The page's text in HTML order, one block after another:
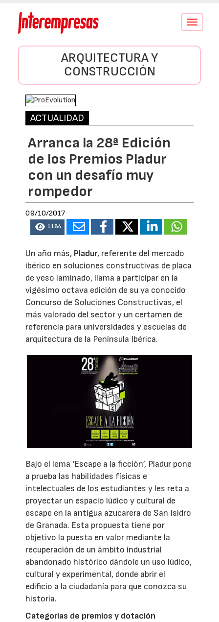
Conmutar
ARQUITECTURA Y
CONSTRUCCIÓN
ACTUALIDAD
Arranca la 28ª Edición
de los Premios Pladur
con un desafío muy
rompedor
09/10/2017
1184
Un año más, Pladur, referente del mercado
ibérico en soluciones constructivas de placa
de yeso laminado, llama a participar en la
vigésimo octava edición de su ya conocido
Concurso de Soluciones Constructivas, el
más valorado del sector y un certamen de
referencia para universidades y escuelas de
arquitectura de la Península Ibérica.
Bajo el lema ‘Escape a la ficción’, Pladur pone
a prueba las habilidades físicas e
intelectuales de los estudiantes y les reta a
proyectar un espacio lúdico y cultural de
escape en la antigua azucarera de San Isidro
de Granada. Esta propuesta tiene por
objetivo la puesta en valor mediante la
recuperación de un ámbito industrial
abandonado histórico dándole un uso lúdico,
cultural y experimental, donde abrir el
edificio a la ciudadanía para que conozca su
historia.
Categorías de premios y dotación